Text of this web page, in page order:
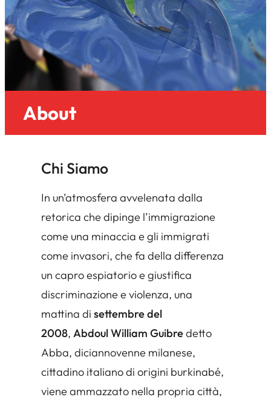
About
Chi Siamo
In un’atmosfera avvelenata dalla
retorica che dipinge l’immigrazione
come una minaccia e gli immigrati
come invasori, che fa della differenza
un capro espiatorio e giustifica
discriminazione e violenza, una
mattina di settembre del
2008, Abdoul William Guibredetto
Abba, diciannovenne milanese,
cittadino italiano di origini burkinabé,
viene ammazzato nella propria città,